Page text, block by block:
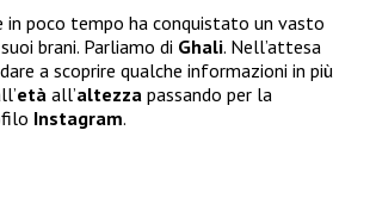
in poco tempo ha conquistato un vasto
brani. Parliamo di Ghali. Nell’attesa
a scoprire qualche informazioni in più
età all’altezza passando per la
Instagram.